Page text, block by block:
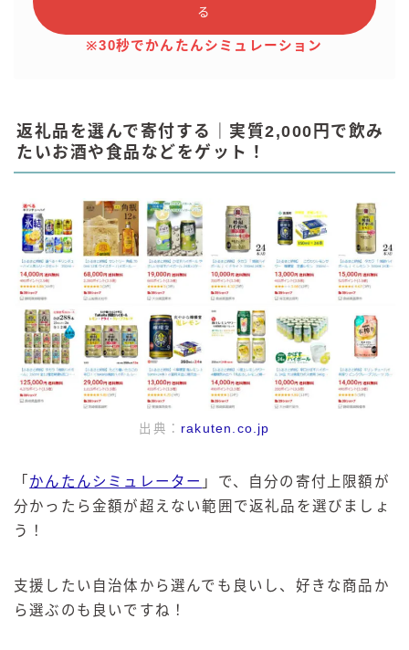
る
※30秒でかんたんシミュレーション
返礼品を選んで寄付する｜実質2,000円で飲み
たいお酒や食品などをゲット！
出典： rakuten.co.jp
「 かんたんシミュレーター 」で、自分の寄付上限額が
分かったら金額が超えない範囲で返礼品を選びましょ
う！
支援したい自治体から選んでも良いし、好きな商品か
ら選ぶのも良いですね！